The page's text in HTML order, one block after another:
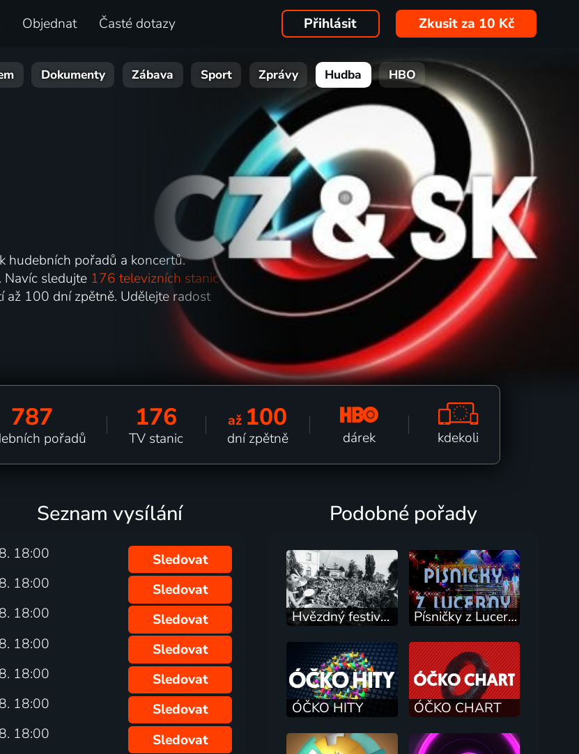
Objednat Časté dotazy Přihlásit Zkusit za 10 Kč
Dokumenty Zábava Sport Zprávy Hudba HBO
hudebních pořadů a koncertů.
Navíc sledujte 176 televizních stanic
až 100 dní zpětně. Udělejte radost
787
pořadů
176
TV stanic
až 100
dní zpětně dárek kdekoli
Seznam vysílání
18:00
Sledovat
18:00
Sledovat
18:00
Sledovat
18:00
Sledovat
18:00
Sledovat
18:00
Sledovat
18:00
Sledovat
Podobné pořady
Hvězdný festival v Montreux Písničky z Lucerny
ÓČKO HITY ÓČKO CHART